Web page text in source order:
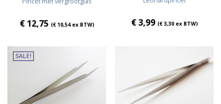
€12,75 (€10,54ex BTW) €3,99 (€3,30ex BTW)
SALE!